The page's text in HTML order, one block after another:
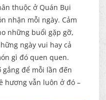
thuộc ở Quán Bụi
nhận mỗi ngày. Cảm
những buổi gặp gỡ,
ngày vui hay cả
gì đó quen quen.
để mỗi lần đến
hương vẫn luôn ở đó –